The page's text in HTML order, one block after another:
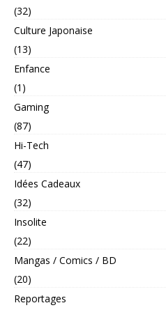
(32)
Culture Japonaise
(13)
Enfance
(1)
Gaming
(87)
Hi-Tech
(47)
Idées Cadeaux
(32)
Insolite
(22)
Mangas / Comics / BD
(20)
Reportages